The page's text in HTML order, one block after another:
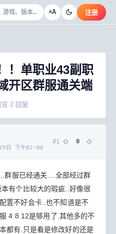
AA 注册
！单职业43副职
开区群服通关端
览·2 回复
日 下午02:08
#1 0
群服已经通关....全部经过群
有个比较大的瑕疵..好像很
置不好会卡..也不知道是不
4 8 12是够用了.其他多的不
都有.只是看是修改好的还是